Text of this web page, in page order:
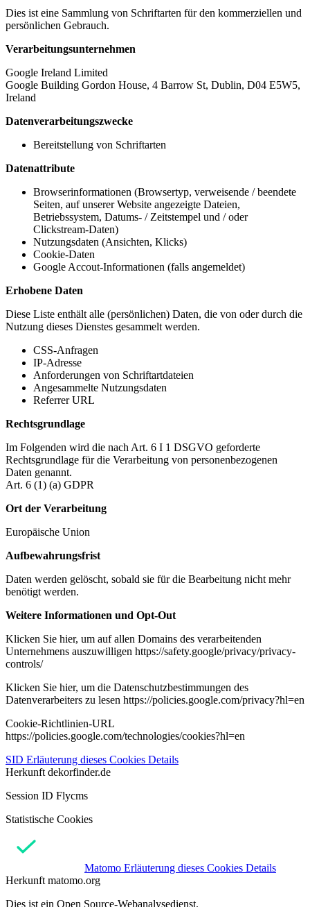
Dies ist eine Sammlung von Schriftarten für den kommerziellen und
persönlichen Gebrauch.
Verarbeitungsunternehmen
Google Ireland Limited
Google Building Gordon House, 4 Barrow St, Dublin, D04 E5W5,
Ireland
Datenverarbeitungszwecke
Bereitstellung von Schriftarten
Datenattribute
Browserinformationen (Browsertyp, verweisende / beendete
Seiten, auf unserer Website angezeigte Dateien,
Betriebssystem, Datums- / Zeitstempel und / oder
Clickstream-Daten)
Nutzungsdaten (Ansichten, Klicks)
Cookie-Daten
Google Accout-Informationen (falls angemeldet)
Erhobene Daten
Diese Liste enthält alle (persönlichen) Daten, die von oder durch die
Nutzung dieses Dienstes gesammelt werden.
CSS-Anfragen
IP-Adresse
Anforderungen von Schriftartdateien
Angesammelte Nutzungsdaten
Referrer URL
Rechtsgrundlage
Im Folgenden wird die nach Art. 6 I 1 DSGVO geforderte
Rechtsgrundlage für die Verarbeitung von personenbezogenen
Daten genannt.
Art. 6 (1) (a) GDPR
Ort der Verarbeitung
Europäische Union
Aufbewahrungsfrist
Daten werden gelöscht, sobald sie für die Bearbeitung nicht mehr
benötigt werden.
Weitere Informationen und Opt-Out
Klicken Sie hier, um auf allen Domains des verarbeitenden
Unternehmens auszuwilligen https://safety.google/privacy/privacy-
controls/
Klicken Sie hier, um die Datenschutzbestimmungen des
Datenverarbeiters zu lesen https://policies.google.com/privacy?hl=en
Cookie-Richtlinien-URL
https://policies.google.com/technologies/cookies?hl=en
SID Erläuterung dieses Cookies Details
Herkunft dekorfinder.de
Session ID Flycms
Statistische Cookies
Matomo Erläuterung dieses Cookies Details
Herkunft matomo.org
Dies ist ein Open Source-Webanalysedienst.